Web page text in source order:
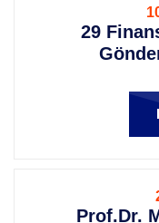
29
Prof.Dr.